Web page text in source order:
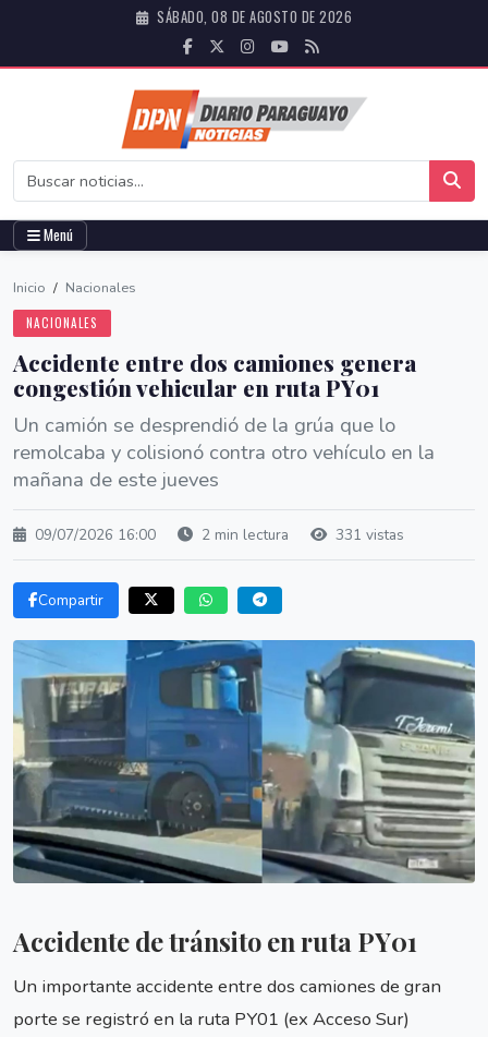
SÁBADO, 08 DE AGOSTO DE 2026
Menú
Inicio / Nacionales
NACIONALES
Accidente entre dos camiones genera
congestión vehicular en ruta PY01
Un camión se desprendió de la grúa que lo
remolcaba y colisionó contra otro vehículo en la
mañana de este jueves
09/07/2026 16:00 2 min lectura 331 vistas
Compartir
Accidente de tránsito en ruta PY01
Un importante accidente entre dos camiones de gran
porte se registró en la ruta PY01 (ex Acceso Sur)